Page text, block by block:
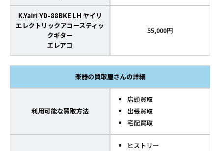
K.Yairi YD-88BKE LH ヤイリ
エレクトリックアコースティッ
クギター
エレアコ
55,000円
楽器の買取屋さんの詳細
利用可能な買取方法
店頭買取
出張買取
宅配買取
ヒストリー